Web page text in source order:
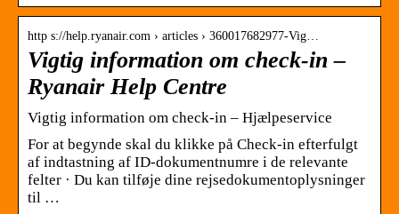
http s://help.ryanair.com › articles › 360017682977-Vig…
Vigtig information om check-in –
Ryanair Help Centre
Vigtig information om check-in – Hjælpeservice
For at begynde skal du klikke på Check-in efterfulgt
af indtastning af ID-dokumentnumre i de relevante
felter · Du kan tilføje dine rejsedokumentoplysninger
til …